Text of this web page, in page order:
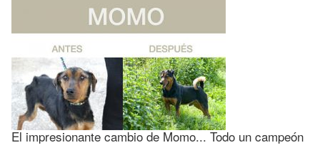
El impresionante cambio de Momo... Todo un campeón